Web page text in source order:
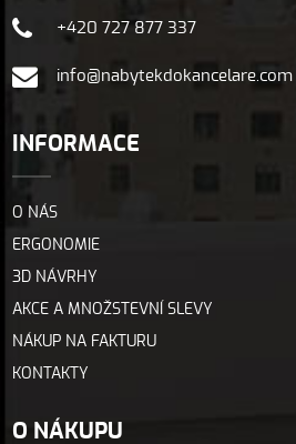
+420 727 877 337
info@nabytekdokancelare.com
INFORMACE
O NÁS
ERGONOMIE
3D NÁVRHY
AKCE A MNOŽSTEVNÍ SLEVY
NÁKUP NA FAKTURU
KONTAKTY
O NÁKUPU